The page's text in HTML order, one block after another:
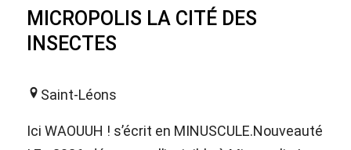
MICROPOLIS LA CITÉ DES
INSECTES
Saint-Léons
Ici WAOUUH ! s’écrit en MINUSCULE.Nouveauté